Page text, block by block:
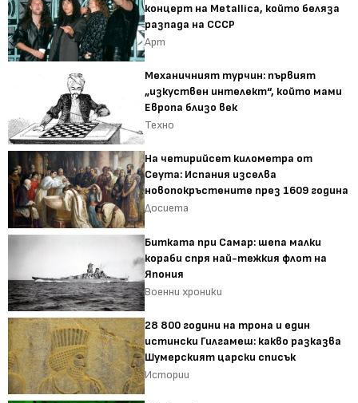
концерт на Metallica, който беляза
разпада на СССР
Арт
Механичният турчин: първият
„изкуствен интелект“, който мами
Европа близо век
Техно
На четирийсет километра от
Сеута: Испания изселва
новопокръстените през 1609 година
Досиета
Битката при Самар: шепа малки
кораби спря най-тежкия флот на
Япония
Военни хроники
28 800 години на трона и един
истински Гилгамеш: какво разказва
Шумерският царски списък
Истории